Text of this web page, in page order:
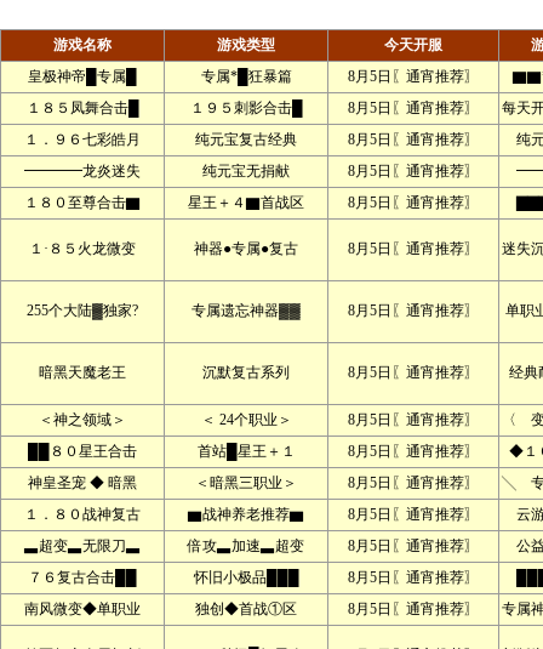
游戏名称 游戏类型 今天开服
皇极神帝█专属█
专属*█狂暴篇 8月5日〖通宵推荐〗
１８５凤舞合击█
１９５刺影合击█ 8月5日〖通宵推荐〗
每天
１．９６七彩皓月
纯元宝复古经典 8月5日〖通宵推荐〗
纯
━━━━龙炎迷失
纯元宝无捐献 8月5日〖通宵推荐〗
━━
１８０至尊合击▇
星王＋４▇首战区 8月5日〖通宵推荐〗
１·８５火龙微变 神器●专属●复古 8月5日〖通宵推荐〗 迷失
255个大陆▓独家? 专属遗忘神器▓▓ 8月5日〖通宵推荐〗 单职
暗黑天魔老王 沉默复古系列 8月5日〖通宵推荐〗 经典
＜神之领域＞ ＜ 24个职业＞ 8月5日〖通宵推荐〗
〈
██８０星王合击
首站█星王＋１ 8月5日〖通宵推荐〗
◆１
神皇圣宠 ◆ 暗黑
＜暗黑三职业＞ 8月5日〖通宵推荐〗
╲ 专
１．８０战神复古
▆战神养老推荐▆ 8月5日〖通宵推荐〗
云
▃超变▃无限刀▃
倍攻▃加速▃超变 8月5日〖通宵推荐〗
公
７６复古合击██
怀旧小极品███ 8月5日〖通宵推荐〗
南风微变◆单职业
独创◆首战①区 8月5日〖通宵推荐〗 专属